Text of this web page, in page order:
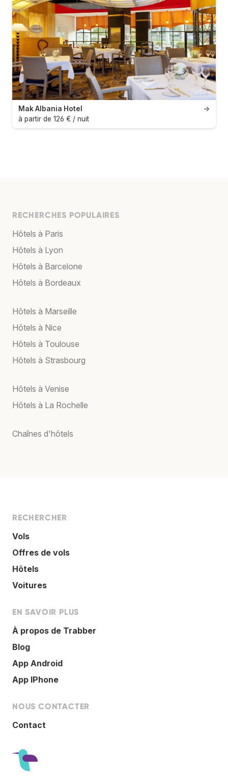
→
Mak Albania Hotel
à partir de 126 € / nuit
RECHERCHES POPULAIRES
Hôtels à Paris
Hôtels à Lyon
Hôtels à Barcelone
Hôtels à Bordeaux
Hôtels à Marseille
Hôtels à Nice
Hôtels à Toulouse
Hôtels à Strasbourg
Hôtels à Venise
Hôtels à La Rochelle
Chaînes d'hôtels
RECHERCHER
Vols
Offres de vols
Hôtels
Voitures
EN SAVOIR PLUS
À propos de Trabber
Blog
App Android
App IPhone
NOUS CONTACTER
Contact